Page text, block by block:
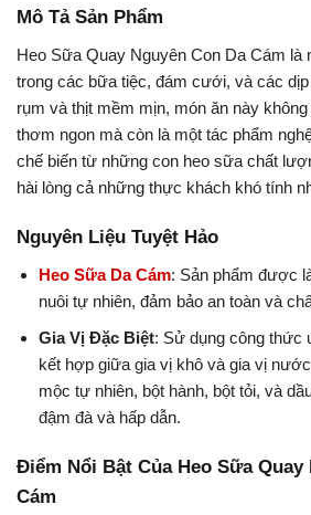
Mô Tả Sản Phẩm
Heo Sữa Quay Nguyên Con Da Cám là
trong các bữa tiệc, đám cưới, và các
rụm và thịt mềm mịn, món ăn này
thơm ngon mà còn là một tác phẩm
chế biến từ những con heo sữa chất
hài lòng cả những thực khách khó tính
Nguyên Liệu Tuyệt Hảo
Heo Sữa Da Cám: Sản phẩm được
nuôi tự nhiên, đảm bảo an toàn và
Gia Vị Đặc Biệt: Sử dụng công thức
kết hợp giữa gia vị khô và gia vị
mộc tự nhiên, bột hành, bột tỏi, và
đậm đà và hấp dẫn.
Điểm Nổi Bật Của Heo Sữa Quay
Cám